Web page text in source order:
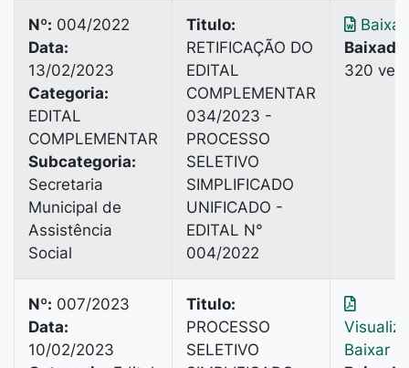
Nº: 004/2022
Data:
13/02/2023
Categoria:
EDITAL
COMPLEMENTAR
Subcategoria:
Secretaria
Municipal de
Assistência
Social
Titulo:
RETIFICAÇÃO DO
EDITAL
COMPLEMENTAR
034/2023 -
PROCESSO
SELETIVO
SIMPLIFICADO
UNIFICADO -
EDITAL N°
004/2022
Baixar
Baixado:
320
Nº: 007/2023
Data:
10/02/2023
Titulo:
PROCESSO
SELETIVO
Baixar